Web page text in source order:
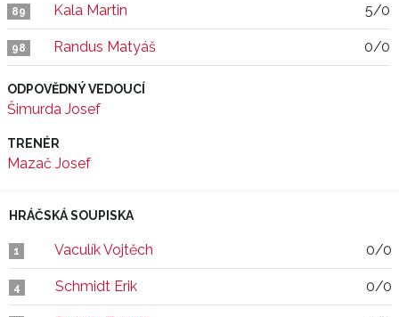
89 Kala Martin 5/0
98 Randus Matyáš 0/0
ODPOVĚDNÝ VEDOUCÍ
Šimurda Josef
TRENÉR
Mazač Josef
HRÁČSKÁ SOUPISKA
1 Vaculík Vojtěch 0/0
4 Schmidt Erik 0/0